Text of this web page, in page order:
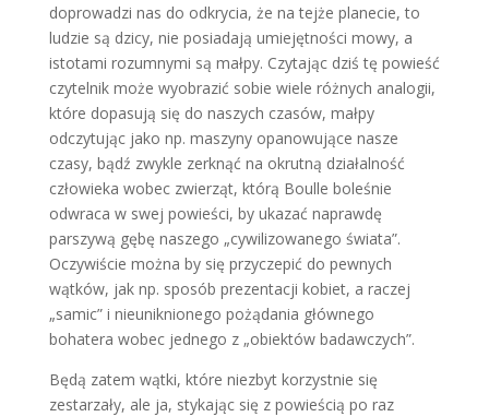
doprowadzi nas do odkrycia, że na tejże planecie, to
ludzie są dzicy, nie posiadają umiejętności mowy, a
istotami rozumnymi są małpy. Czytając dziś tę powieść
czytelnik może wyobrazić sobie wiele różnych analogii,
które dopasują się do naszych czasów, małpy
odczytując jako np. maszyny opanowujące nasze
czasy, bądź zwykle zerknąć na okrutną działalność
człowieka wobec zwierząt, którą Boulle boleśnie
odwraca w swej powieści, by ukazać naprawdę
parszywą gębę naszego „cywilizowanego świata”.
Oczywiście można by się przyczepić do pewnych
wątków, jak np. sposób prezentacji kobiet, a raczej
„samic” i nieuniknionego pożądania głównego
bohatera wobec jednego z „obiektów badawczych”.
Będą zatem wątki, które niezbyt korzystnie się
zestarzały, ale ja, stykając się z powieścią po raz